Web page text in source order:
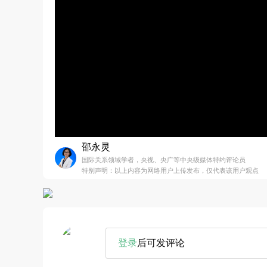
邵永灵
国际关系领域学者，央视、央广等中央级媒体特约评论员
特别声明：以上内容为网络用户上传发布，仅代表该用户观点
登录后可发评论